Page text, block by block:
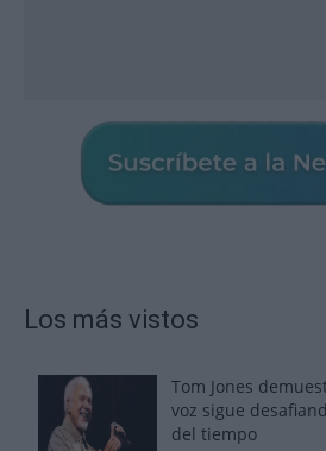
Los más vistos
Tom Jones
voz sigue
del tiempo